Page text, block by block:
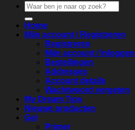
Zoeken
naar:
Home
Mijn account / Registreren
Registreren
Mijn account / Inloggen
Bestellingen
Addresses
Account details
Wachtwoord vergeten
My Dream Tips
Nieuwe producten
Gel
Primer